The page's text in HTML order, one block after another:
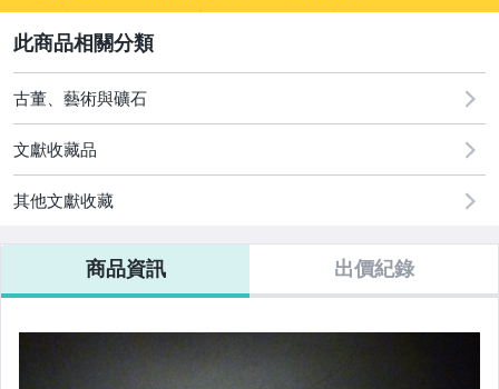
古董、藝術與礦石
玩具、模型與公仔
古董、藝術與礦石
文獻收藏品
其他文獻收藏
商品資訊 出價紀錄